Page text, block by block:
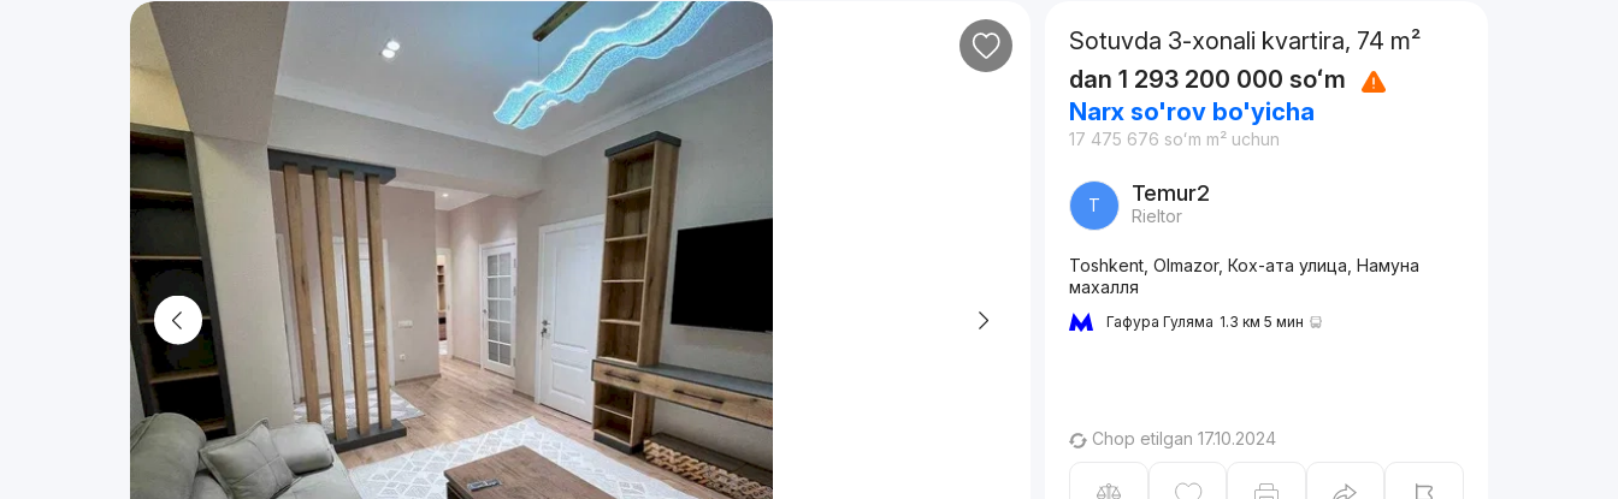
Sotuvda 3-xonali kvartira, 74 m²
dan 1 293 200 000 soʻm
Narx so'rov bo'yicha
17 475 676 soʻm m² uchun
T Temur2
Rieltor
Toshkent, Olmazor, Кох-ата улица, Намуна
махалля
Гафура Гуляма 1.3 км 5 мин
Chop etilgan 17.10.2024